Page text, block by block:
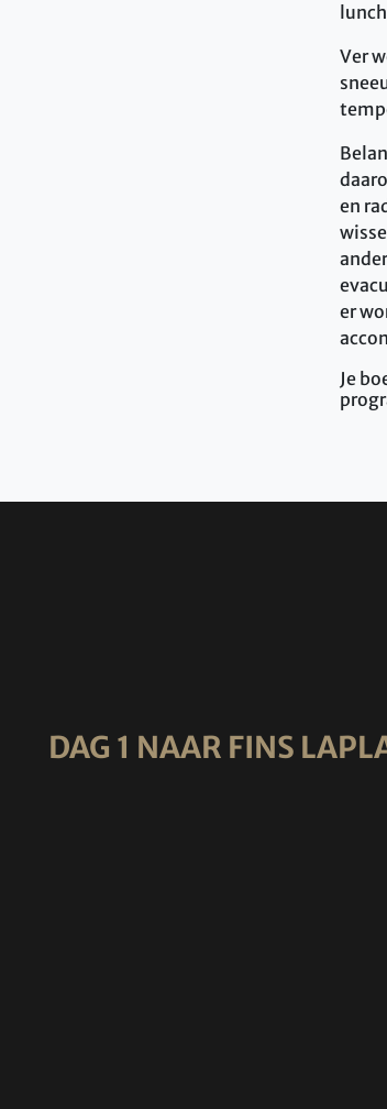
Ver
en
er
Je
DAG 1 NAAR FINS